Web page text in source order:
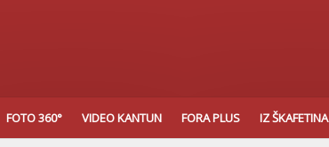
FOTO 360° VIDEO KANTUN FORA PLUS IZ ŠKAFETINA